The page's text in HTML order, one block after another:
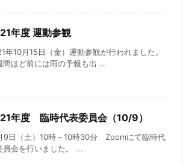
年度 運動参観
年10月15日（金）運動参観が行われました。
間ほど前には雨の予報も出 ...
年度 臨時代表委員会（10/9）
9日（土）10時～10時30分 Zoomにて臨時代
員会を行いました。 ...